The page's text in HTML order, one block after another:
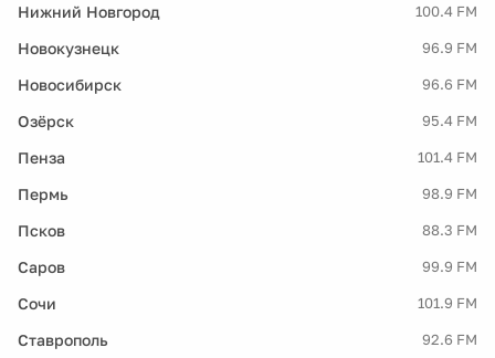
Нижний Новгород 100.4 FM
Новокузнецк 96.9 FM
Новосибирск 96.6 FM
Озёрск 95.4 FM
Пенза 101.4 FM
Пермь 98.9 FM
Псков 88.3 FM
Саров 99.9 FM
Сочи 101.9 FM
Ставрополь 92.6 FM